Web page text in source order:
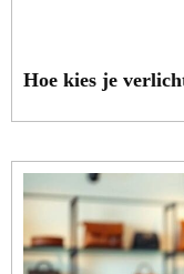
Hoe kies je